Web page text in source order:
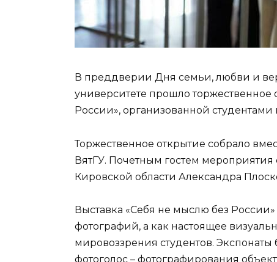
В преддверии Дня семьи, любви и
университете прошло
России», организованной студентами
Торжественное открытие собрало
ВятГУ. Почетным гостем
Кировской области Александра
Выставка «Себя не мыслю без
фотографий, а как настоящее
мировоззрения студентов.
фотоголос – фотографирования